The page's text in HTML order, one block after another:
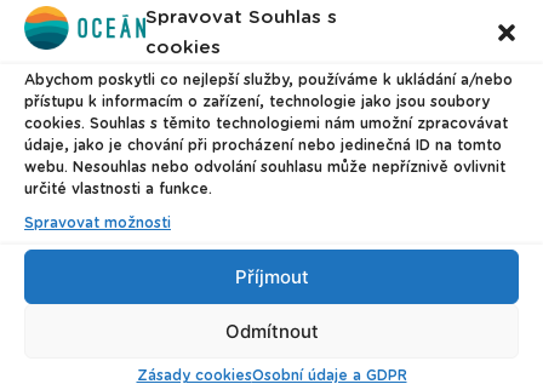
Spravovat Souhlas s
cookies
Abychom poskytli co nejlepší služby, používáme k ukládání a/nebo
přístupu k informacím o zařízení, technologie jako jsou soubory
cookies. Souhlas s těmito technologiemi nám umožní zpracovávat
údaje, jako je chování při procházení nebo jedinečná ID na tomto
webu. Nesouhlas nebo odvolání souhlasu může nepříznivě ovlivnit
určité vlastnosti a funkce.
Spravovat možnosti
Příjmout
Odmítnout
Zásady cookiesOsobní údaje a GDPR